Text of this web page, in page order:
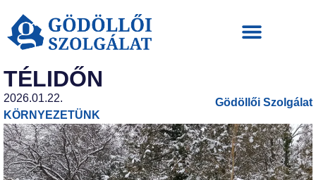
TÉLIDŐN
2026.01.22.
KÖRNYEZETÜNK
Gödöllői Szolgálat